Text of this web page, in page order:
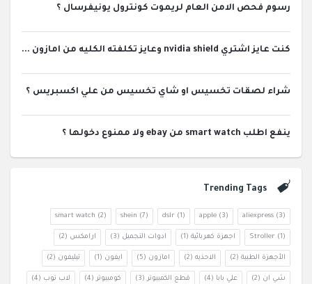
رسوم فحص الامن العام لريموت كونترول يونيفرسال ؟
كنت عايز اشتري nvidia shield وعايز تكلفته الكليه من امازون ...
شراء لصقات تخسيس او شاي تخسيس من علي اكسبريس ؟
ينفع اطلب smart watch من ebay ولا ممنوع دخولها ؟
Trending Tags
aliexpress (3)
apple (3)
dslr (1)
shein (7)
smart watch (2)
Stroller (1) اجهزة كهربائية (1) ادوات التجميل (3) ارامكس (2)
الأجهزة الطبية (2) الاحذيه (2) امازون (5) ايفون (1) تيليفون (2)
شي ان (2) علي بابا (4) قطع الكمبيوتر (3) كومبيوتر (4) لاب توب (4)